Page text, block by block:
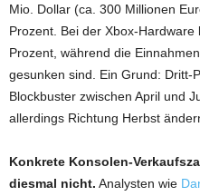
Mio. Dollar (ca. 300 Millionen
Prozent. Bei der Xbox-
Prozent, während die
gesunken sind. Ein Grund: Dritt-
Blockbuster zwischen April und
allerdings Richtung Herbst
Konkrete Konsolen-
diesmal nicht. Analysten wie